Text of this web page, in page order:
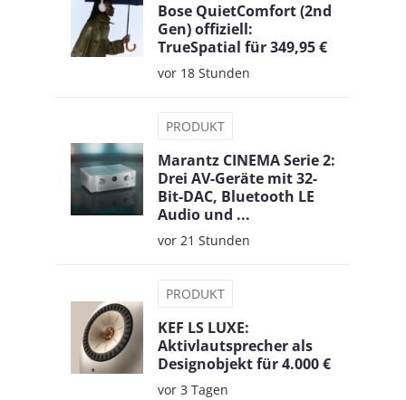
Bose QuietComfort (2nd
Gen) offiziell:
TrueSpatial für 349,95 €
vor 18 Stunden
PRODUKT
Marantz CINEMA Serie 2:
Drei AV-Geräte mit 32-
Bit-DAC, Bluetooth LE
Audio und ...
vor 21 Stunden
PRODUKT
KEF LS LUXE:
Aktivlautsprecher als
Designobjekt für 4.000 €
vor 3 Tagen